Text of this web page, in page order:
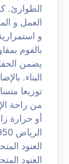
الطوارئ.
العمل و
و
بالفوم
يضمن
البناء.
توزيعا
من راحة
أو حرارة
العنود
العنود